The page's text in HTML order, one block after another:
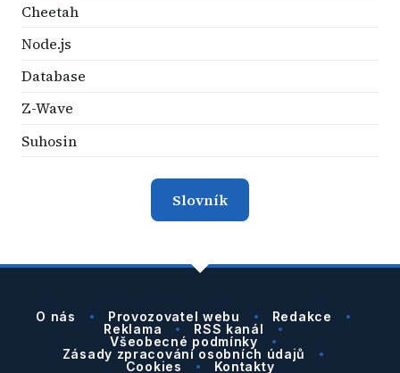
Cheetah
Node.js
Database
Z-Wave
Suhosin
Slovník
O nás Provozovatel webu
Redakce
Reklama
RSS kanál
Všeobecné podmínky
Zásady zpracování osobních údajů
Cookies
Kontakty